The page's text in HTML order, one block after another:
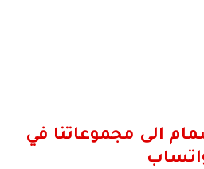
الى مجموعاتنا في